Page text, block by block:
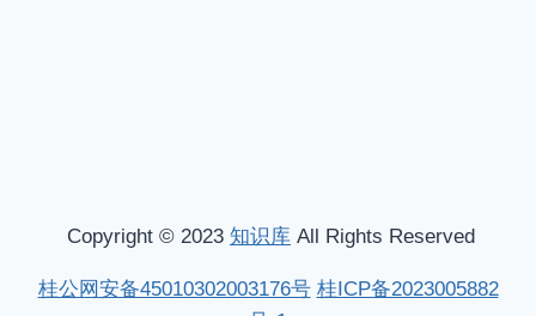
Copyright © 2023 知识库 All Rights Reserved
桂公网安备45010302003176号 桂ICP备2023005882